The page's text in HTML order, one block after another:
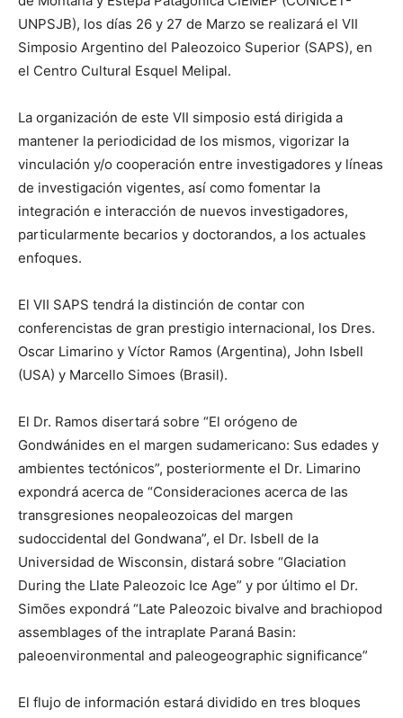
UNPSJB), los días 26 y 27 de Marzo se realizará el VII
Simposio Argentino del Paleozoico Superior (SAPS), en
el Centro Cultural Esquel Melipal.
La organización de este VII simposio está dirigida a
mantener la periodicidad de los mismos, vigorizar la
vinculación y/o cooperación entre investigadores y líneas
de investigación vigentes, así como fomentar la
integración e interacción de nuevos investigadores,
particularmente becarios y doctorandos, a los actuales
enfoques.
El VII SAPS tendrá la distinción de contar con
conferencistas de gran prestigio internacional, los Dres.
Oscar Limarino y Víctor Ramos (Argentina), John Isbell
(USA) y Marcello Simoes (Brasil).
El Dr. Ramos disertará sobre “El orógeno de
Gondwánides en el margen sudamericano: Sus edades y
ambientes tectónicos”, posteriormente el Dr. Limarino
expondrá acerca de “Consideraciones acerca de las
transgresiones neopaleozoicas del margen
sudoccidental del Gondwana”, el Dr. Isbell de la
Universidad de Wisconsin, distará sobre “Glaciation
During the Llate Paleozoic Ice Age” y por último el Dr.
Simões expondrá “Late Paleozoic bivalve and brachiopod
assemblages of the intraplate Paraná Basin:
paleoenvironmental and paleogeographic significance”
El flujo de información estará dividido en tres bloques